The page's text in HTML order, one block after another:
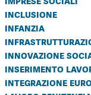
inclusione
infanzia
innovazione
inserimento
integrazione